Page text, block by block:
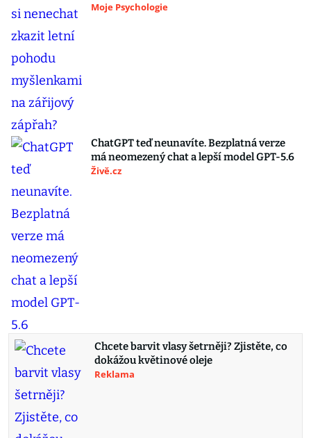
Moje Psychologie
ChatGPT teď neunavíte. Bezplatná verze
má neomezený chat a lepší model GPT-5.6
Živě.cz
Chcete barvit vlasy šetrněji? Zjistěte, co
dokážou květinové oleje
Reklama